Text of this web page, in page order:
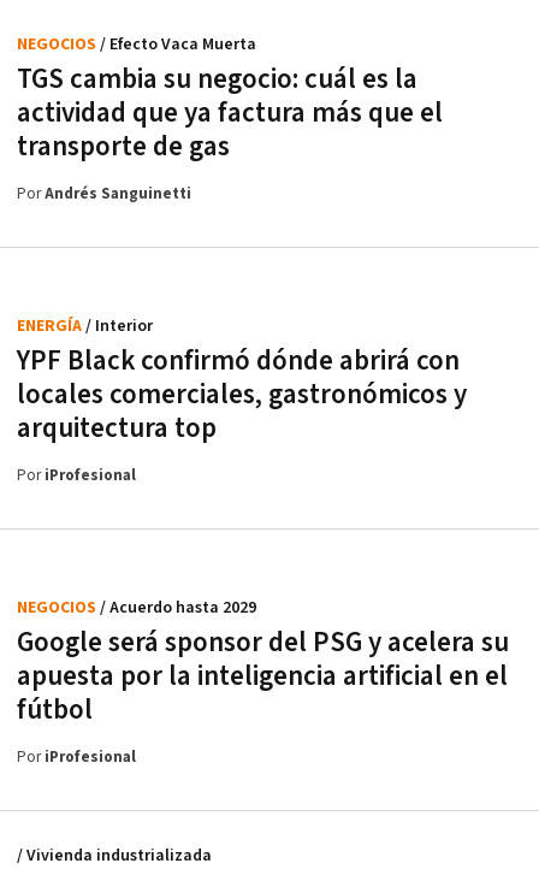
TGS cambia su negocio: cuál es la
actividad que ya factura más que el
transporte de gas
NEGOCIOS / Efecto Vaca Muerta
PorAndrés Sanguinetti
YPF Black confirmó dónde abrirá con
locales comerciales, gastronómicos y
arquitectura top
ENERGÍA/ Interior
PoriProfesional
Google será sponsor del PSG y acelera su
apuesta por la inteligencia artificial en el
fútbol
NEGOCIOS / Acuerdo hasta 2029
PoriProfesional
/ Vivienda industrializada